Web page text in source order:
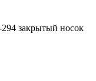
закрытый носок